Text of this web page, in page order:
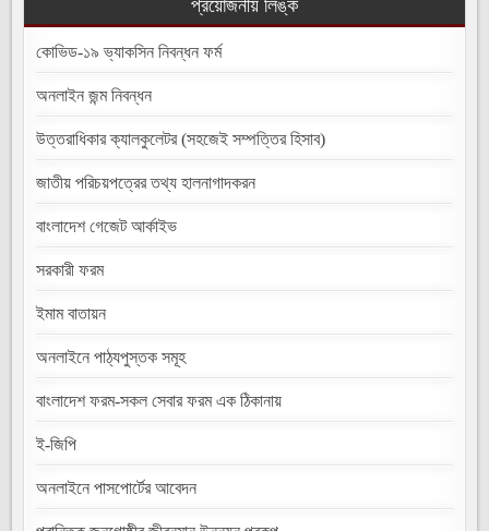
প্রয়োজনীয় লিঙ্ক
কোভিড-১৯ ভ্যাকসিন নিবন্ধন ফর্ম
অনলাইন জন্ম নিবন্ধন
উত্তরাধিকার ক্যালকুলেটর (সহজেই সম্পত্তির হিসাব)
জাতীয় পরিচয়পত্রের তথ্য হালনাগাদকরন
বাংলাদেশ গেজেট আর্কাইভ
সরকারী ফরম
ইমাম বাতায়ন
অনলাইনে পাঠ্যপুস্তক সমূহ
বাংলাদেশ ফরম-সকল সেবার ফরম এক ঠিকানায়
ই-জিপি
অনলাইনে পাসপোর্টের আবেদন